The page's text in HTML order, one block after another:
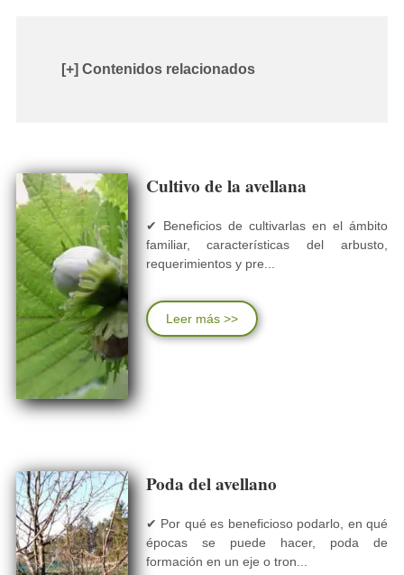
[+] Contenidos relacionados
Cultivo de la avellana
✔ Beneficios de cultivarlas en el ámbito
familiar, características del arbusto,
requerimientos y pre...
Leer más >>
Poda del avellano
✔ Por qué es beneficioso podarlo, en qué
épocas se puede hacer, poda de
formación en un eje o tron...